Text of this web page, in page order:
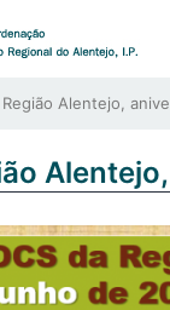
Alentejo,